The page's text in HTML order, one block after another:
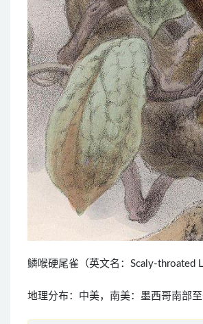
鳞喉硬尾雀（英文名：Scaly-throated
地理分布：中美，南美：墨西哥南部